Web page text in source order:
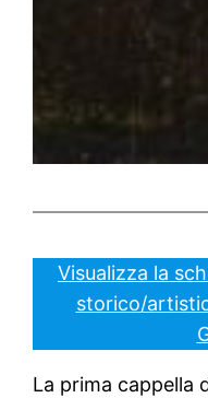
Visualizza la
storico/
La prima cappella